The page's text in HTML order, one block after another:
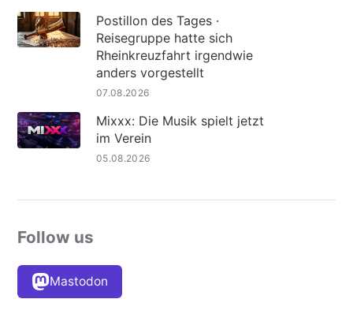
Postillon des Tages ·
Reisegruppe hatte sich
Rheinkreuzfahrt irgendwie
anders vorgestellt
07.08.2026
Mixxx: Die Musik spielt jetzt
im Verein
05.08.2026
Follow us
Mastodon